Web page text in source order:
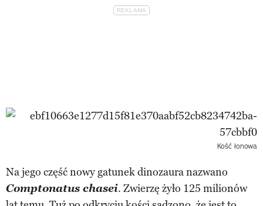
Kość łonowa
Na jego część nowy gatunek dinozaura nazwano
Comptonatus chasei. Zwierzę żyło 125 milionów